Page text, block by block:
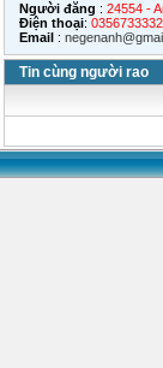
Người đăng : 24554 -
Điện thoại: 0356733332
Email :
Tin cùng người rao